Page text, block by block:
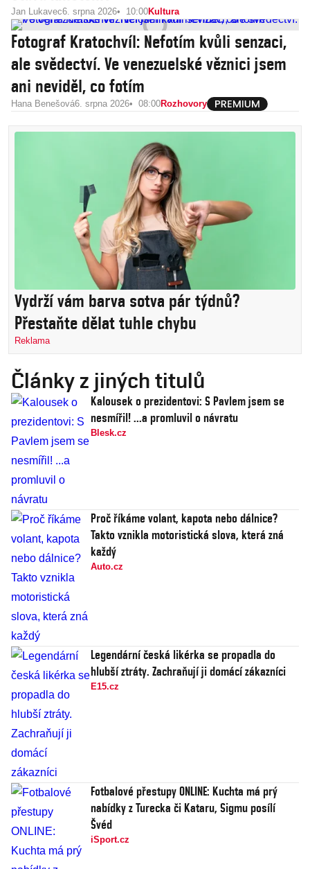
Jan Lukavec6. srpna 2026 10:00Kultura
Fotograf Kratochvíl: Nefotím kvůli senzaci,
ale svědectví. Ve venezuelské věznici jsem
ani neviděl, co fotím
Hana Benešová6. srpna 2026 08:00Rozhovory
Vydrží vám barva sotva pár týdnů?
Přestaňte dělat tuhle chybu
Reklama
Články z jiných titulů
Kalousek o prezidentovi: S Pavlem jsem se
nesmířil! ...a promluvil o návratu
Blesk.cz
Proč říkáme volant, kapota nebo dálnice?
Takto vznikla motoristická slova, která zná
každý
Auto.cz
Legendární česká likérka se propadla do
hlubší ztráty. Zachraňují ji domácí zákazníci
E15.cz
Fotbalové přestupy ONLINE: Kuchta má prý
nabídky z Turecka či Kataru, Sigmu posílí
Švéd
iSport.cz